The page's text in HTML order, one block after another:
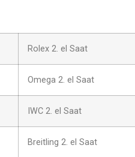
Rolex 2. el Saat
Omega 2. el Saat
IWC 2. el Saat
Breitling 2. el Saat